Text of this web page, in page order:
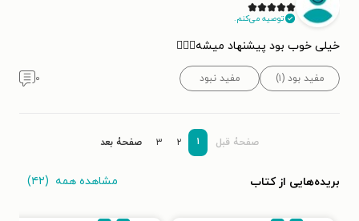
توصیه می‌کنم.
خیلی خوب بود پیشنهاد میشه👍🏻💙
مفید بود (۱) مفید نبود ۰
صفحۀ قبل ۱ ۲ ۳ صفحۀ بعد
بریده‌هایی از کتاب مشاهده همه (۴۲)